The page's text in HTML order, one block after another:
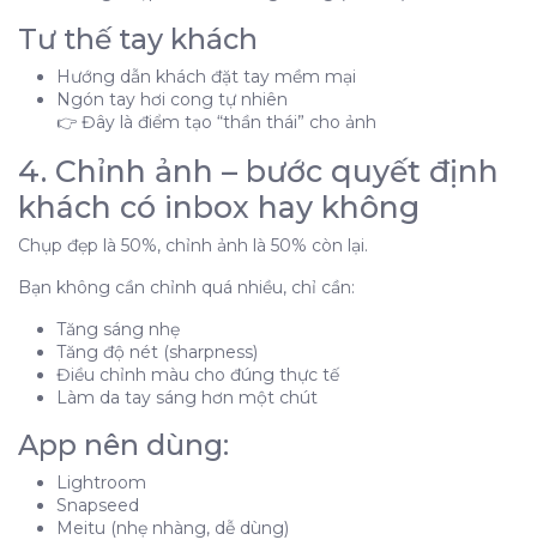
Tư thế tay khách
Hướng dẫn khách đặt tay mềm mại
Ngón tay hơi cong tự nhiên
👉 Đây là điểm tạo “thần thái” cho ảnh
4. Chỉnh ảnh – bước quyết định
khách có inbox hay không
Chụp đẹp là 50%, chỉnh ảnh là 50% còn lại.
Bạn không cần chỉnh quá nhiều, chỉ cần:
Tăng sáng nhẹ
Tăng độ nét (sharpness)
Điều chỉnh màu cho đúng thực tế
Làm da tay sáng hơn một chút
App nên dùng:
Lightroom
Snapseed
Meitu (nhẹ nhàng, dễ dùng)